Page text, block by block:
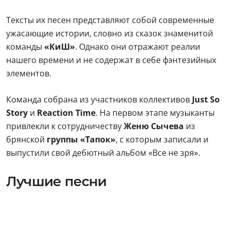
Тексты их песен представляют собой современные
ужасающие истории, словно из сказок знаменитой
команды «КиШ». Однако они отражают реалии
нашего времени и не содержат в себе фэнтезийных
элементов.
Команда собрана из участников коллективов Just So
Story и Reaction Time. На первом этапе музыканты
привлекли к сотрудничествуЖеню Сычева из
брянской группы «Тапок», с которым записали и
выпустили свой дебютный альбом «Все не зря».
Лучшие песни